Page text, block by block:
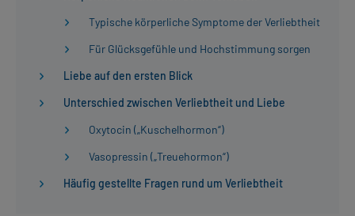
Typische körperliche Symptome der Verliebtheit
Für Glücksgefühle und Hochstimmung sorgen
Liebe auf den ersten Blick
Unterschied zwischen Verliebtheit und Liebe
Oxytocin („Kuschelhormon“)
Vasopressin („Treuehormon“)
Häufig gestellte Fragen rund um Verliebtheit